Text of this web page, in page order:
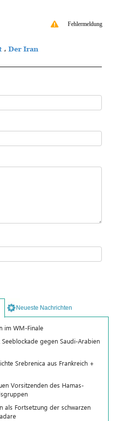
Fehlermeldung
، Der Iran
Neueste Nachrichten
im WM-Finale
gegen Saudi-Arabien
Srebrenica aus Frankreich +
Vorsitzenden des Hamas-
als Fortsetzung der schwarzen